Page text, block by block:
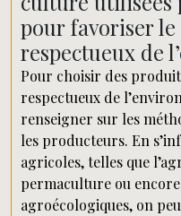
pour favoriser
respectueux de
Pour choisir des
respectueux de
renseigner sur les
les producteurs. En
agricoles, telles que
permaculture ou
agroécologiques, on